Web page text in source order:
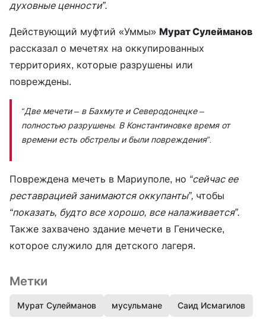
духовные ценности”.
Действующий муфтий «Уммы» Мурат Сулейманов
рассказал о мечетях на оккупированных
территориях, которые разрушены или
повреждены.
“Две мечети – в Бахмуте и Северодонецке –
полностью разрушены. В Константиновке время от
времени есть обстрелы и были повреждения”
Повреждена мечеть в Мариуполе, но “сейчас ее
реставрацией занимаются оккупанты”, чтобы
“показать, будто все хорошо, все налаживается”.
Также захвачено здание мечети в Геническе,
которое служило для детского лагеря.
Метки
Мурат Сулейманов мусульмане Саид Исмагилов